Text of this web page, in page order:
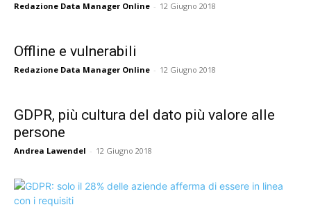
Redazione Data Manager Online - 12 Giugno 2018
Offline e vulnerabili
Redazione Data Manager Online - 12 Giugno 2018
GDPR, più cultura del dato più valore alle
persone
Andrea Lawendel - 12 Giugno 2018